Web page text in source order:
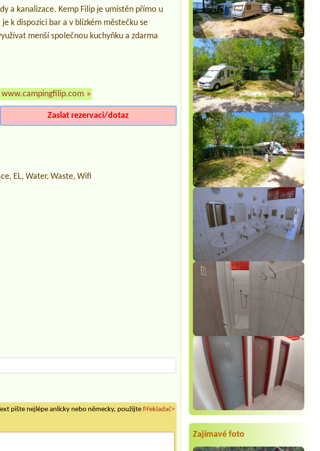
direkt am Meer3 Erwachsene und 2
kinder
Zajímavé foto
a kanalizace. Kemp Filip je umístěn přímo u
k dispozici bar a v blízkém městečku se
menší společnou kuchyňku a zdarma
www.campingfilip.com »
Zaslat rezervaci/dotaz
EL, Water, Waste, Wifi
pište nejlépe anlicky nebo německy, použijte Překladač>